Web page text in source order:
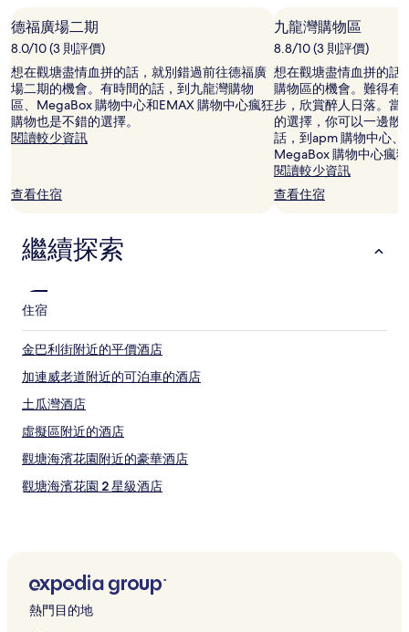
出
現
變
動，
可
能
設
有
其
款。
德福廣場二期
8.0/10 (3 則評價)
想在觀塘盡情血拼的話，就別錯過前往德福廣
場二期的機會。有時間的話，到九龍灣購物
區、MegaBox 購物中心和EMAX 購物中心瘋狂
購物也是不錯的選擇。
閱讀較少資訊
查看住宿
九龍灣購物區
8.8/10 (3 則評價)
想在觀塘盡情血拼的話
購物區的機會。難得有
步，欣賞醉人日落。當
的選擇，你可以一邊散
話，到apm 購物中心
MegaBox 購物中心瘋
閱讀較少資訊
查看住宿
繼續探索
住宿
金巴利街附近的平價酒店
加連威老道附近的可泊車的酒店
土瓜灣酒店
虛擬區附近的酒店
觀塘海濱花園附近的豪華酒店
觀塘海濱花園 2 星級酒店
九龍灣 3 星級酒店
Emax 購物中心附近的酒店
熱門目的地